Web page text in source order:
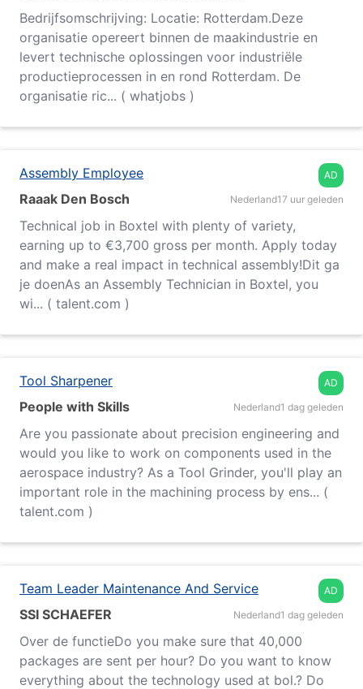
Bedrijfsomschrijving: Locatie: Rotterdam.Deze
organisatie opereert binnen de maakindustrie en
levert technische oplossingen voor industriële
productieprocessen in en rond Rotterdam. De
organisatie ric... ( whatjobs )
AD
Assembly Employee
Raaak Den Bosch
Nederland17 uur geleden
Technical job in Boxtel with plenty of variety,
earning up to €3,700 gross per month. Apply today
and make a real impact in technical assembly!Dit ga
je doenAs an Assembly Technician in Boxtel, you
wi... ( talent.com )
AD
Tool Sharpener
People with Skills
Nederland1 dag geleden
Are you passionate about precision engineering and
would you like to work on components used in the
aerospace industry? As a Tool Grinder, you'll play an
important role in the machining process by ens... (
talent.com )
AD
Team Leader Maintenance And Service
SSI SCHAEFER
Nederland1 dag geleden
Over de functieDo you make sure that 40,000
packages are sent per hour? Do you want to know
everything about the technology used at bol.? Do